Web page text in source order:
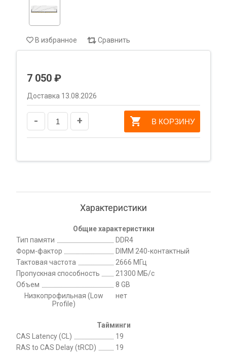
В избранное Сравнить
7 050 ₽
Доставка 13.08.2026
- + В КОРЗИНУ
Характеристики
Общие характеристики
Тип памяти
DDR4
Форм-фактор
DIMM 240-контактный
Тактовая частота
2666 МГц
Пропускная способность
21300 МБ/с
Объем
8 GB
Низкопрофильная (Low
Profile)
нет
Тайминги
CAS Latency (CL)
19
RAS to CAS Delay (tRCD)
19